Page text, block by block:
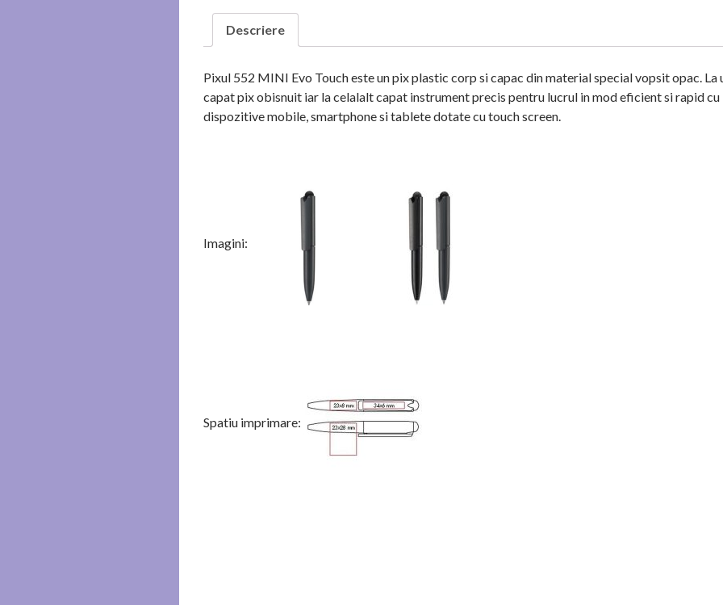
Descriere
Pixul 552 MINI Evo Touch este un pix plastic corp si capac din material special vopsit opac. La
capat pix obisnuit iar la celalalt capat instrument precis pentru lucrul in mod eficient si rapid cu
dispozitive mobile, smartphone si tablete dotate cu touch screen.
Imagini:
Spatiu imprimare: